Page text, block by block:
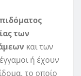
των
και των
ή έχουν
το οποίο